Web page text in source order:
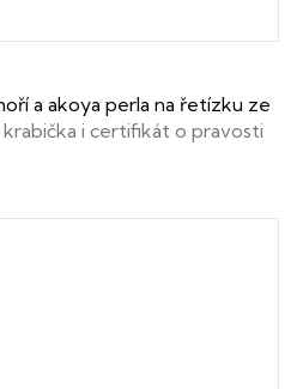
a akoya perla na řetízku ze
i certifikát o pravosti